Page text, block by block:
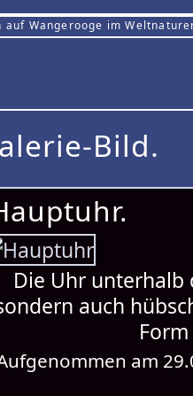
Wangerooge im
Bild.
Die Uhr unterhalb
auch
am